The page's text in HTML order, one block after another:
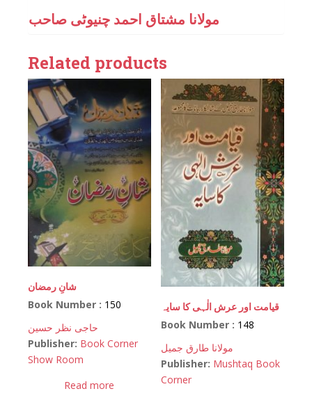
مولانا مشتاق احمد چنیوٹی صاحب
Related products
شانِ رمضان
Book Number : 150
حاجی نظر حسین
Publisher: Book Corner
Show Room
Read more
قیامت اور عرش الٰہی کا سایہ
Book Number : 148
مولانا طارق جمیل
Publisher: Mushtaq Book
Corner